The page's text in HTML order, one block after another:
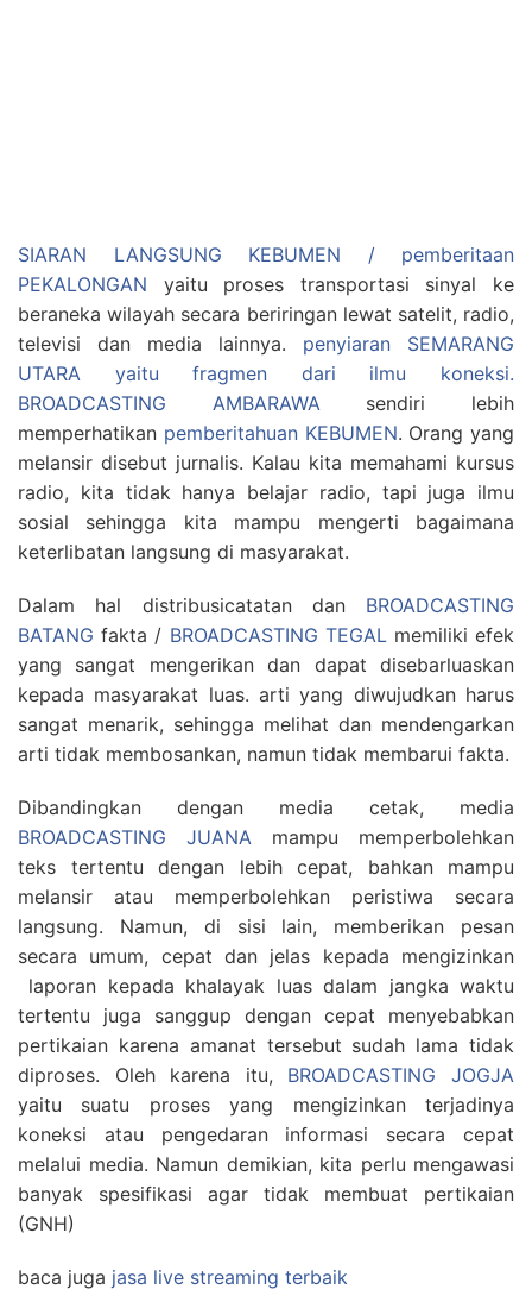
SIARAN LANGSUNG KEBUMEN / pemberitaan
PEKALONGAN yaitu proses transportasi sinyal ke
beraneka wilayah secara beriringan lewat satelit, radio,
televisi dan media lainnya. penyiaran SEMARANG
UTARA yaitu fragmen dari ilmu koneksi.
BROADCASTING AMBARAWAsendiri lebih
memperhatikan pemberitahuan KEBUMEN. Orang yang
melansir disebut jurnalis. Kalau kita memahami kursus
radio, kita tidak hanya belajar radio, tapi juga ilmu
sosial sehingga kita mampu mengerti bagaimana
keterlibatan langsung di masyarakat.
Dalam hal distribusicatatan dan BROADCASTING
BATANG fakta / BROADCASTING TEGALmemiliki efek
yang sangat mengerikan dan dapat disebarluaskan
kepada masyarakat luas. arti yang diwujudkan harus
sangat menarik, sehingga melihat dan mendengarkan
arti tidak membosankan, namun tidak membarui fakta.
Dibandingkan dengan media cetak, media
BROADCASTING JUANA mampu memperbolehkan
teks tertentu dengan lebih cepat, bahkan mampu
melansir atau memperbolehkan peristiwa secara
langsung. Namun, di sisi lain, memberikan pesan
secara umum, cepat dan jelas kepada mengizinkan
laporan kepada khalayak luas dalam jangka waktu
tertentu juga sanggup dengan cepat menyebabkan
pertikaian karena amanat tersebut sudah lama tidak
diproses. Oleh karena itu, BROADCASTING JOGJA
yaitu suatu proses yang mengizinkan terjadinya
koneksi atau pengedaran informasi secara cepat
melalui media. Namun demikian, kita perlu mengawasi
banyak spesifikasi agar tidak membuat pertikaian
(GNH)
baca juga jasa live streaming terbaik